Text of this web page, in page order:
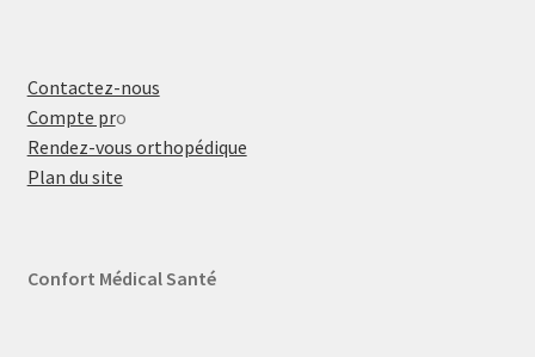
Contactez-nous
Compte pro
Rendez-vous orthopédique
Plan du site
Confort Médical Santé